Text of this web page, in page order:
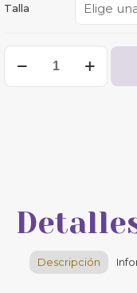
Talla
Signo
Descripción